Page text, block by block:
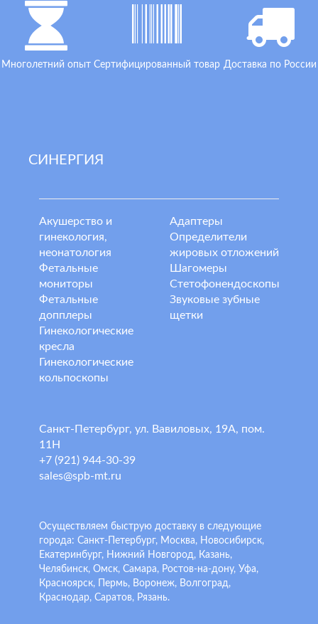
Многолетний опыт Сертифицированный товар Доставка по России
СИНЕРГИЯ
Акушерство и
гинекология,
неонатология
Фетальные
мониторы
Фетальные
допплеры
Гинекологические
кресла
Гинекологические
кольпоскопы
Адаптеры
Определители
жировых отложений
Шагомеры
Стетофонендоскопы
Звуковые зубные
щетки
Санкт-Петербург, ул. Вавиловых, 19А, пом.
11Н
+7 (921) 944-30-39
sales@spb-mt.ru
Осуществляем быструю доставку в следующие
города: Санкт-Петербург, Москва, Новосибирск,
Екатеринбург, Нижний Новгород, Казань,
Челябинск, Омск, Самара, Ростов-на-дону, Уфа,
Красноярск, Пермь, Воронеж, Волгоград,
Краснодар, Саратов, Рязань.